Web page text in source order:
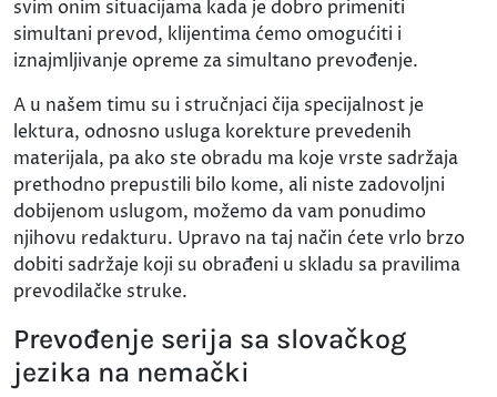
svim onim situacijama kada je dobro primeniti
simultani prevod, klijentima ćemo omogućiti i
iznajmljivanje opreme za simultano prevođenje.
A u našem timu su i stručnjaci čija specijalnost je
lektura, odnosno usluga korekture prevedenih
materijala, pa ako ste obradu ma koje vrste sadržaja
prethodno prepustili bilo kome, ali niste zadovoljni
dobijenom uslugom, možemo da vam ponudimo
njihovu redakturu. Upravo na taj način ćete vrlo brzo
dobiti sadržaje koji su obrađeni u skladu sa pravilima
prevodilačke struke.
Prevođenje serija sa slovačkog
jezika na nemački